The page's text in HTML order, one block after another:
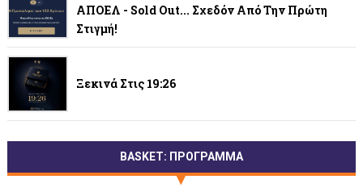
ΑΠΟΕΛ - Sold Out... Σχεδόν Από Την Πρώτη
Στιγμή!
Ξεκινά Στις 19:26
BASKET: ΠΡΟΓΡΑΜΜΑ